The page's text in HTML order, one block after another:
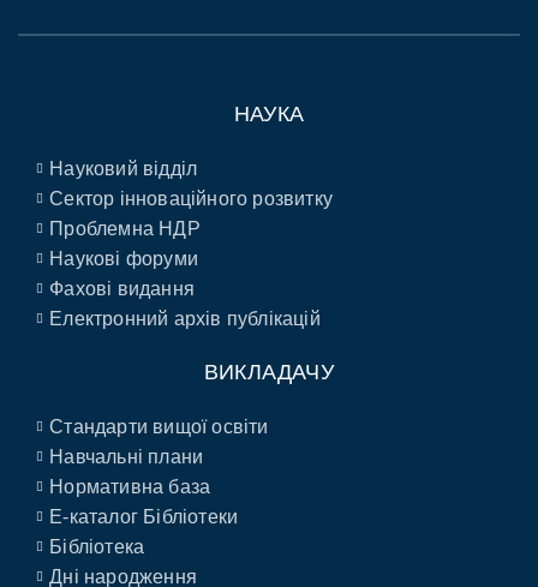
НАУКА
Науковий відділ
Сектор інноваційного розвитку
Проблемна НДР
Наукові форуми
Фахові видання
Електронний архів публікацій
ВИКЛАДАЧУ
Стандарти вищої освіти
Навчальні плани
Нормативна база
E-каталог Бібліотеки
Бібліотека
Дні народження